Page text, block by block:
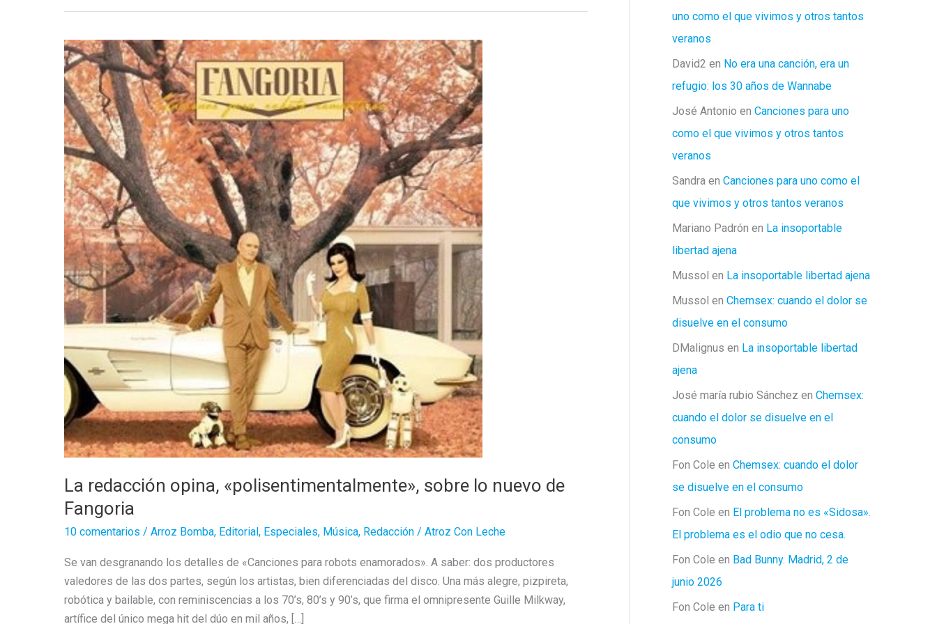
La redacción opina, «polisentimentalmente», sobre lo nuevo de
Fangoria
10 comentarios / Arroz Bomba, Editorial , Especiales, Música, Redacción / Atroz Con Leche
Se van desgranando los detalles de «Canciones para robots enamorados». A saber: dos productores
valedores de las dos partes, según los artistas, bien diferenciadas del disco. Una más alegre, pizpireta,
robótica y bailable, con reminiscencias a los 70’s, 80’s y 90’s, que firma el omnipresente Guille Milkway,
artífice del único mega hit del dúo en mil años, […]
uno como el que vivimos y otros tantos
veranos
David2 en No era una canción, era un
refugio: los 30 años de Wannabe
José Antonio en Canciones para uno
como el que vivimos y otros tantos
veranos
Sandra en Canciones para uno como el
que vivimos y otros tantos veranos
Mariano Padrón en La insoportable
libertad ajena
Mussol en La insoportable libertad ajena
Mussol en Chemsex: cuando el dolor se
disuelve en el consumo
DMalignus en La insoportable libertad
ajena
José maría rubio Sánchez en Chemsex:
cuando el dolor se disuelve en el
consumo
Fon Cole en Chemsex: cuando el dolor
se disuelve en el consumo
Fon Cole en El problema no es «Sidosa».
El problema es el odio que no cesa.
Fon Cole en Bad Bunny. Madrid, 2 de
junio 2026
Fon Cole en Para ti